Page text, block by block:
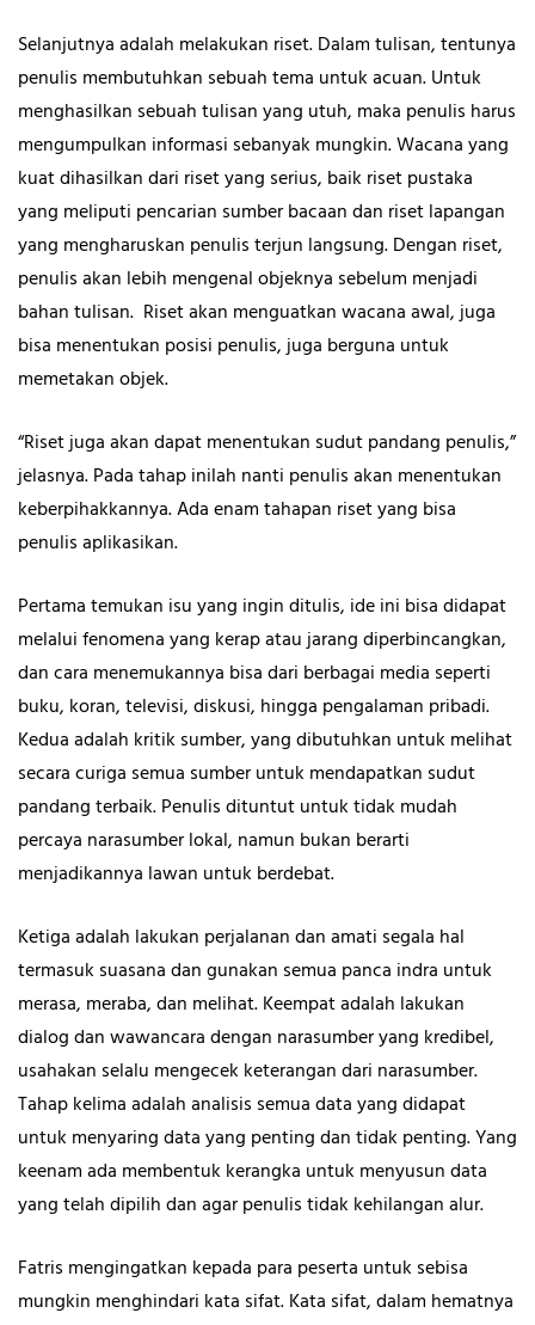
Selanjutnya adalah melakukan riset. Dalam tulisan, tentunya
penulis membutuhkan sebuah tema untuk acuan. Untuk
menghasilkan sebuah tulisan yang utuh, maka penulis harus
mengumpulkan informasi sebanyak mungkin. Wacana yang
kuat dihasilkan dari riset yang serius, baik riset pustaka
yang meliputi pencarian sumber bacaan dan riset lapangan
yang mengharuskan penulis terjun langsung. Dengan riset,
penulis akan lebih mengenal objeknya sebelum menjadi
bahan tulisan. Riset akan menguatkan wacana awal, juga
bisa menentukan posisi penulis, juga berguna untuk
memetakan objek.
“Riset juga akan dapat menentukan sudut pandang penulis,”
jelasnya. Pada tahap inilah nanti penulis akan menentukan
keberpihakkannya. Ada enam tahapan riset yang bisa
penulis aplikasikan.
Pertama temukan isu yang ingin ditulis, ide ini bisa didapat
melalui fenomena yang kerap atau jarang diperbincangkan,
dan cara menemukannya bisa dari berbagai media seperti
buku, koran, televisi, diskusi, hingga pengalaman pribadi.
Kedua adalah kritik sumber, yang dibutuhkan untuk melihat
secara curiga semua sumber untuk mendapatkan sudut
pandang terbaik. Penulis dituntut untuk tidak mudah
percaya narasumber lokal, namun bukan berarti
menjadikannya lawan untuk berdebat.
Ketiga adalah lakukan perjalanan dan amati segala hal
termasuk suasana dan gunakan semua panca indra untuk
merasa, meraba, dan melihat. Keempat adalah lakukan
dialog dan wawancara dengan narasumber yang kredibel,
usahakan selalu mengecek keterangan dari narasumber.
Tahap kelima adalah analisis semua data yang didapat
untuk menyaring data yang penting dan tidak penting. Yang
keenam ada membentuk kerangka untuk menyusun data
yang telah dipilih dan agar penulis tidak kehilangan alur.
Fatris mengingatkan kepada para peserta untuk sebisa
mungkin menghindari kata sifat. Kata sifat, dalam hematnya